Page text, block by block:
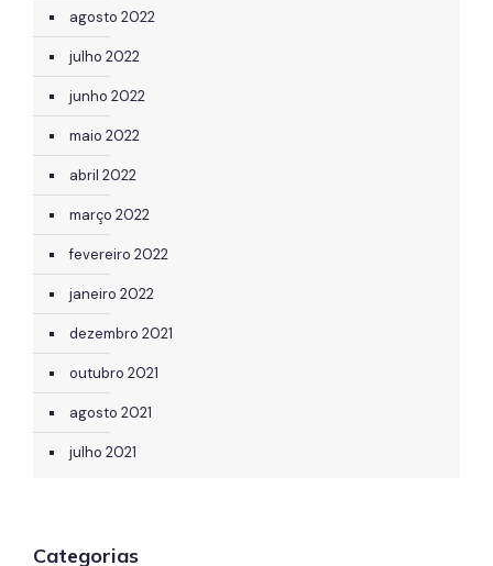
agosto 2022
julho 2022
junho 2022
maio 2022
abril 2022
março 2022
fevereiro 2022
janeiro 2022
dezembro 2021
outubro 2021
agosto 2021
julho 2021
Categorias